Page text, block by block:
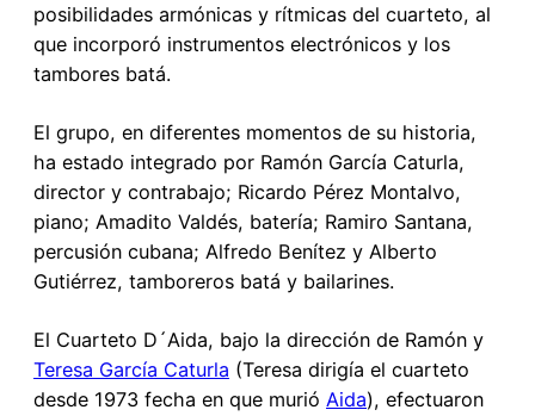
posibilidades armónicas y rítmicas del cuarteto, al
que incorporó instrumentos electrónicos y los
tambores batá.
El grupo, en diferentes momentos de su historia,
ha estado integrado por Ramón García Caturla,
director y contrabajo; Ricardo Pérez Montalvo,
piano; Amadito Valdés, batería; Ramiro Santana,
percusión cubana; Alfredo Benítez y Alberto
Gutiérrez, tamboreros batá y bailarines.
El Cuarteto D´Aida, bajo la dirección de Ramón y
Teresa García Caturla (Teresa dirigía el cuarteto
desde 1973 fecha en que murió Aida), efectuaron